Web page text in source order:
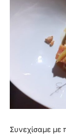
Συνεχίσαμε με